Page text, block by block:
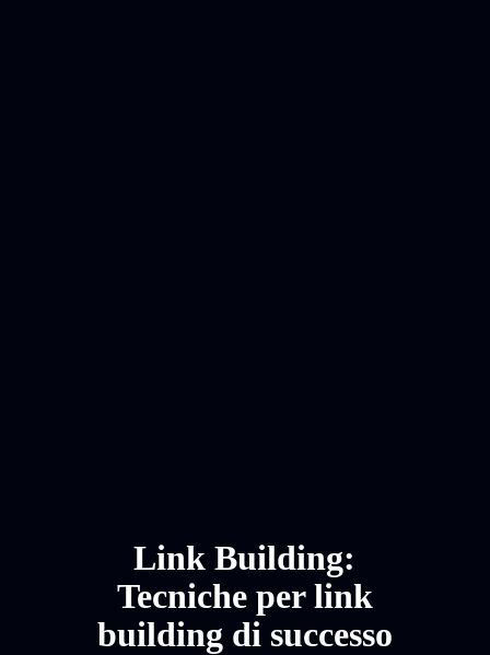
Link Building:
Tecniche per link
building di successo